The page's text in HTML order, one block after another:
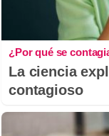
¿Por qué se
La ciencia
contagioso